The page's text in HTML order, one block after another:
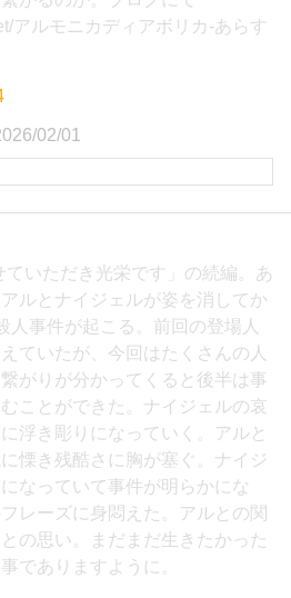
アルモニカディアボリカ-あらす
02/01
ていただき光栄です」の続編。あ
ルとナイジェルが姿を消してか
人事件が起こる。前回の登場人
ていたが、今回はたくさんの人
がりが分かってくると後半は事
ことができた。ナイジェルの哀
浮き彫りになっていく。アルと
慄き残酷さに胸が塞ぐ。ナイジ
なっていて事件が明らかにな
レーズに身悶えた。アルとの関
の思い。まだまだ生きたかった
でありますように。